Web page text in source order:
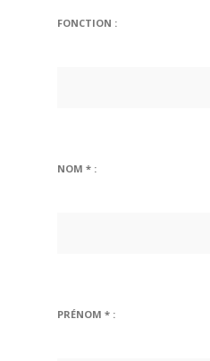
FONCTION :
NOM * :
PRÉNOM * :